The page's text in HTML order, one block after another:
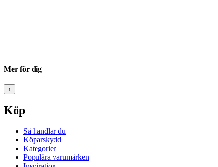
Mer för dig
↑
Köp
Så handlar du
Köparskydd
Kategorier
Populära varumärken